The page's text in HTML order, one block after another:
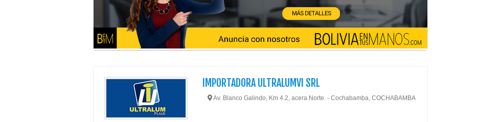
IMPORTADORA ULTRALUMVI SRL
Av. Blanco Galindo, Km 4.2, acera Norte. - Cochabamba, COCHABAMBA